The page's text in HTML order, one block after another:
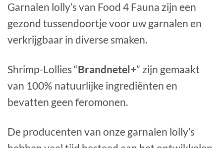
Garnalen lolly’s van Food 4 Fauna zijn een
gezond tussendoortje voor uw garnalen en
verkrijgbaar in diverse smaken.
Shrimp-Lollies “Brandnetel+” zijn gemaakt
van 100% natuurlijke ingrediënten en
bevatten geen feromonen.
De producenten van onze garnalen lolly’s